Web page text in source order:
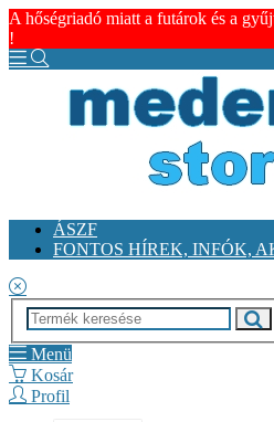
A hőségriadó miatt a futárok és a
!
ÁSZF
FONTOS HÍREK, INFÓK,
Menü
Kosár
Profil